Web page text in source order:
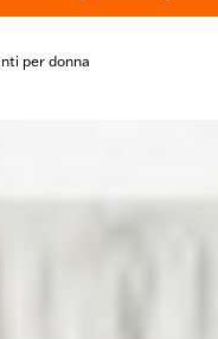
per donna